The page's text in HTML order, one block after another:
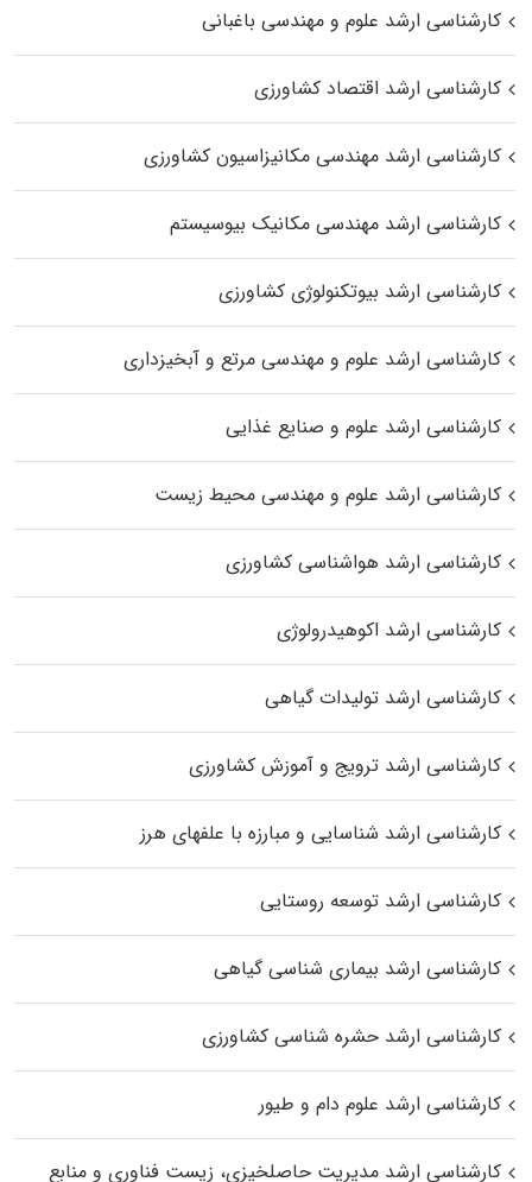
کارشناسی ارشد علوم و مهندسی باغبانی
کارشناسی ارشد اقتصاد کشاورزی
کارشناسی ارشد مهندسی مکانیزاسیون کشاورزی
کارشناسی ارشد مهندسی مکانیک بیوسیستم
کارشناسی ارشد بیوتکنولوژی کشاورزی
کارشناسی ارشد علوم و مهندسی مرتع و آبخیزداری
کارشناسی ارشد علوم و صنایع غذایی
کارشناسی ارشد علوم و مهندسی محیط زیست
کارشناسی ارشد هواشناسی کشاورزی
کارشناسی ارشد اکوهیدرولوژی
کارشناسی ارشد تولیدات گیاهی
کارشناسی ارشد ترویج و آموزش کشاورزی
کارشناسی ارشد شناسایی و مبارزه با علفهای هرز
کارشناسی ارشد توسعه روستایی
کارشناسی ارشد بیماری‌ شناسی گیاهی
کارشناسی ارشد حشره‌ شناسی کشاورزی
کارشناسی ارشد علوم دام و طیور
کارشناسی ارشد مدیریت حاصلخیزی، زیست فناوری و منابع